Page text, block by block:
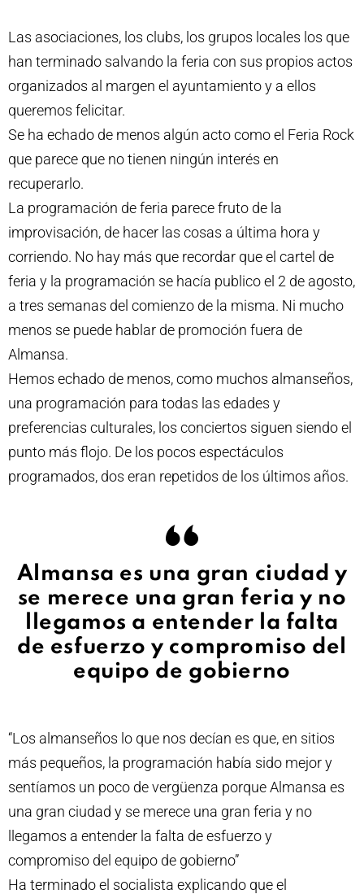
Las asociaciones, los clubs, los grupos locales los que
han terminado salvando la feria con sus propios actos
organizados al margen el ayuntamiento y a ellos
queremos felicitar.
Se ha echado de menos algún acto como el Feria Rock
que parece que no tienen ningún interés en
recuperarlo.
La programación de feria parece fruto de la
improvisación, de hacer las cosas a última hora y
corriendo. No hay más que recordar que el cartel de
feria y la programación se hacía publico el 2 de agosto,
a tres semanas del comienzo de la misma. Ni mucho
menos se puede hablar de promoción fuera de
Almansa.
Hemos echado de menos, como muchos almanseños,
una programación para todas las edades y
preferencias culturales, los conciertos siguen siendo el
punto más flojo. De los pocos espectáculos
programados, dos eran repetidos de los últimos años.
Almansa es una gran ciudad y
se merece una gran feria y no
llegamos a entender la falta
de esfuerzo y compromiso del
equipo de gobierno
“Los almanseños lo que nos decían es que, en sitios
más pequeños, la programación había sido mejor y
sentíamos un poco de vergüenza porque Almansa es
una gran ciudad y se merece una gran feria y no
llegamos a entender la falta de esfuerzo y
compromiso del equipo de gobierno”
Ha terminado el socialista explicando que el